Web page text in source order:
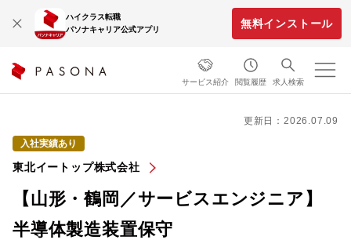
ハイクラス転職
パソナキャリア公式アプリ
無料インストール
サービス紹介 閲覧履歴 求人検索
更新日：2026.07.09
入社実績あり
東北イートップ株式会社
【山形・鶴岡／サービスエンジニア】
半導体製造装置保守